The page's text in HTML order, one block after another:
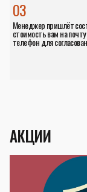
03
Менеджер пришлёт
стоимость вам на
телефон для
АКЦИИ